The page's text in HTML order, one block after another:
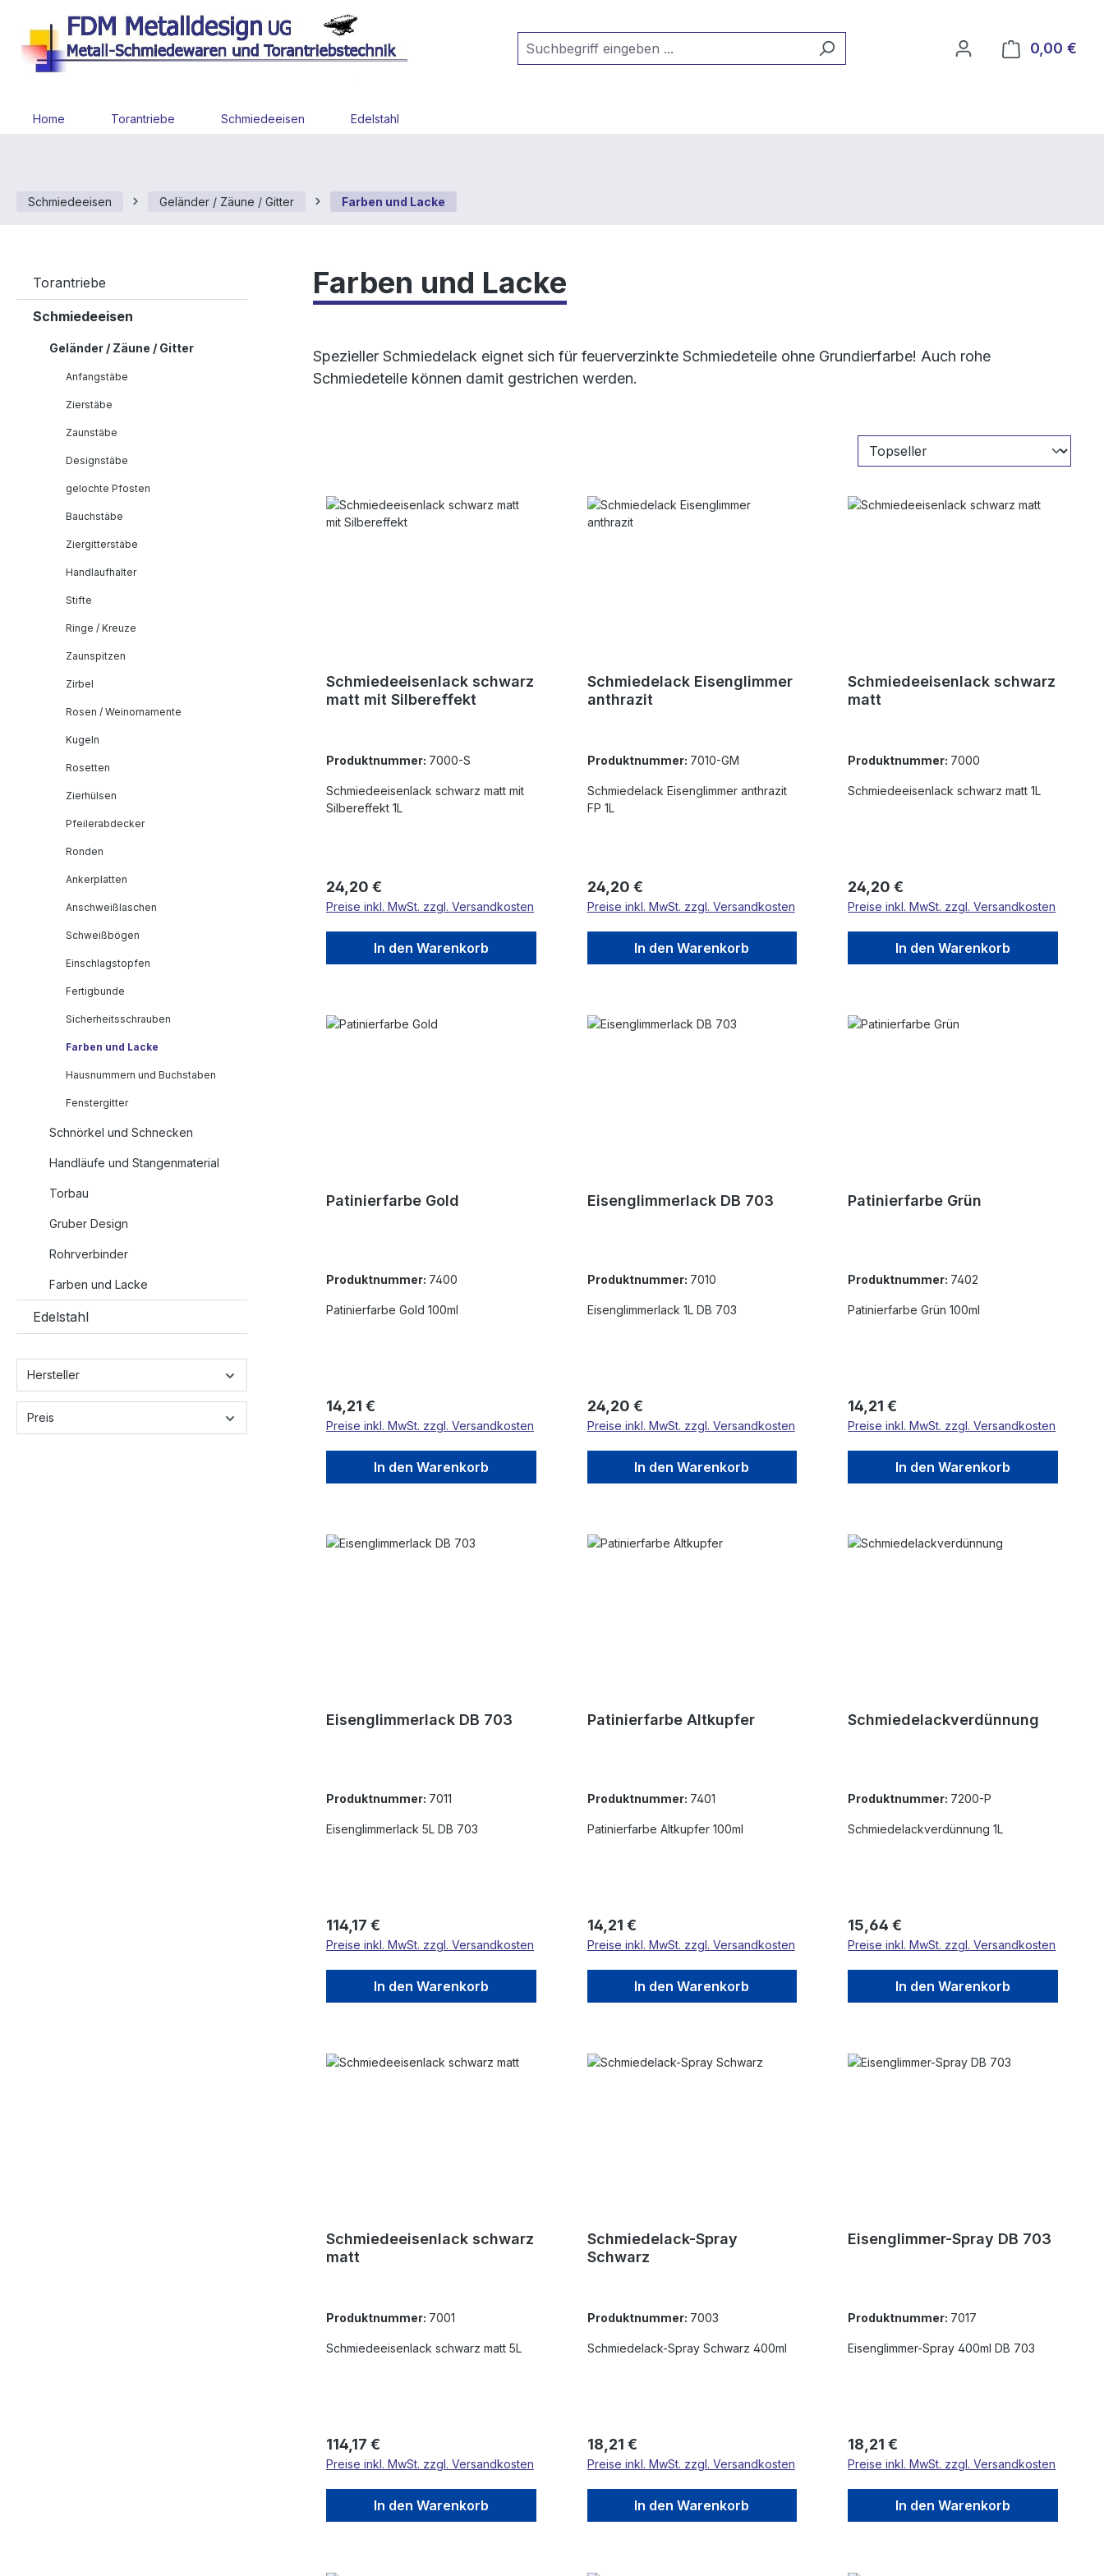
Hauptinhalt springen
Zur Suche springen
Zur Hauptnavigation springen
0,00 €
Home Torantriebe Schmiedeeisen Edelstahl
Schmiedeeisen Geländer / Zäune / Gitter Farben und Lacke
Torantriebe
Schmiedeeisen
Geländer / Zäune / Gitter
Anfangstäbe
Zierstäbe
Zaunstäbe
Designstäbe
gelochte Pfosten
Bauchstäbe
Ziergitterstäbe
Handlaufhalter
Stifte
Ringe / Kreuze
Zaunspitzen
Zirbel
Rosen / Weinornamente
Kugeln
Rosetten
Zierhülsen
Pfeilerabdecker
Ronden
Ankerplatten
Anschweißlaschen
Schweißbögen
Einschlagstopfen
Fertigbunde
Sicherheitsschrauben
Farben und Lacke
Hausnummern und Buchstaben
Fenstergitter
Schnörkel und Schnecken
Handläufe und Stangenmaterial
Torbau
Gruber Design
Rohrverbinder
Farben und Lacke
Edelstahl
Hersteller
Preis
Farben und Lacke
Spezieller Schmiedelack eignet sich für feuerverzinkte Schmiedeteile ohne Grundierfarbe! Auch rohe
Schmiedeteile können damit gestrichen werden.
Schmiedeeisenlack schwarz
matt mit Silbereffekt
Produktnummer: 7000-S
Schmiedeeisenlack schwarz matt mit
Silbereffekt 1L
Regulärer Preis:
24,20 €
Preise inkl. MwSt. zzgl. Versandkosten
In den Warenkorb
Schmiedelack Eisenglimmer
anthrazit
Produktnummer: 7010-GM
Schmiedelack Eisenglimmer anthrazit
FP 1L
Regulärer Preis:
24,20 €
Preise inkl. MwSt. zzgl. Versandkosten
In den Warenkorb
Schmiedeeisenlack schwarz
matt
Produktnummer: 7000
Schmiedeeisenlack schwarz matt 1L
Regulärer Preis:
24,20 €
Preise inkl. MwSt. zzgl. Versandkosten
In den Warenkorb
Patinierfarbe Gold
Produktnummer: 7400
Patinierfarbe Gold 100ml
Regulärer Preis:
14,21 €
Preise inkl. MwSt. zzgl. Versandkosten
In den Warenkorb
Eisenglimmerlack DB 703
Produktnummer: 7010
Eisenglimmerlack 1L DB 703
Regulärer Preis:
24,20 €
Preise inkl. MwSt. zzgl. Versandkosten
In den Warenkorb
Patinierfarbe Grün
Produktnummer: 7402
Patinierfarbe Grün 100ml
Regulärer Preis:
14,21 €
Preise inkl. MwSt. zzgl. Versandkosten
In den Warenkorb
Eisenglimmerlack DB 703
Produktnummer: 7011
Eisenglimmerlack 5L DB 703
Regulärer Preis:
114,17 €
Preise inkl. MwSt. zzgl. Versandkosten
In den Warenkorb
Patinierfarbe Altkupfer
Produktnummer: 7401
Patinierfarbe Altkupfer 100ml
Regulärer Preis:
14,21 €
Preise inkl. MwSt. zzgl. Versandkosten
In den Warenkorb
Schmiedelackverdünnung
Produktnummer: 7200-P
Schmiedelackverdünnung 1L
Regulärer Preis:
15,64 €
Preise inkl. MwSt. zzgl. Versandkosten
In den Warenkorb
Schmiedeeisenlack schwarz
matt
Produktnummer: 7001
Schmiedeeisenlack schwarz matt 5L
Regulärer Preis:
114,17 €
Preise inkl. MwSt. zzgl. Versandkosten
In den Warenkorb
Schmiedelack-Spray
Schwarz
Produktnummer: 7003
Schmiedelack-Spray Schwarz 400ml
Regulärer Preis:
18,21 €
Preise inkl. MwSt. zzgl. Versandkosten
In den Warenkorb
Eisenglimmer-Spray DB 703
Produktnummer: 7017
Eisenglimmer-Spray 400ml DB 703
Regulärer Preis:
18,21 €
Preise inkl. MwSt. zzgl. Versandkosten
In den Warenkorb